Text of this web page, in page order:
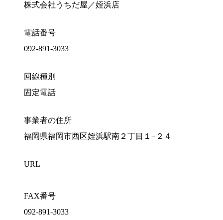
株式会社うちだ屋／姪浜店
電話番号
092-891-3033
回線種別
固定電話
事業者の住所
福岡県福岡市西区姪浜駅南２丁目１−２４
URL
FAX番号
092-891-3033